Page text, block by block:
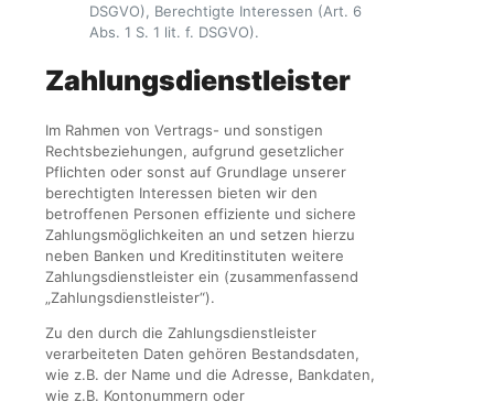
DSGVO), Berechtigte Interessen (Art. 6
Abs. 1 S. 1 lit. f. DSGVO).
Zahlungsdienstleister
Im Rahmen von Vertrags- und sonstigen
Rechtsbeziehungen, aufgrund gesetzlicher
Pflichten oder sonst auf Grundlage unserer
berechtigten Interessen bieten wir den
betroffenen Personen effiziente und sichere
Zahlungsmöglichkeiten an und setzen hierzu
neben Banken und Kreditinstituten weitere
Zahlungsdienstleister ein (zusammenfassend
„Zahlungsdienstleister“).
Zu den durch die Zahlungsdienstleister
verarbeiteten Daten gehören Bestandsdaten,
wie z.B. der Name und die Adresse, Bankdaten,
wie z.B. Kontonummern oder